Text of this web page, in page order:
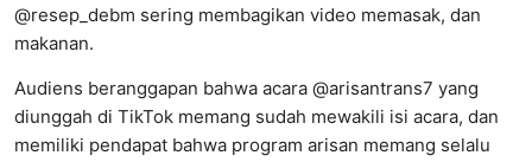
@resep_debm sering membagikan video memasak, dan
makanan.
Audiens beranggapan bahwa acara @arisantrans7 yang
diunggah di TikTok memang sudah mewakili isi acara, dan
memiliki pendapat bahwa program arisan memang selalu